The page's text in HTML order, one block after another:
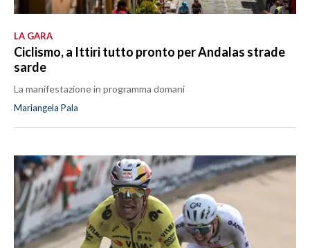
LA GARA
Ciclismo, a Ittiri tutto pronto per Andalas strade
sarde
La manifestazione in programma domani
Mariangela Pala